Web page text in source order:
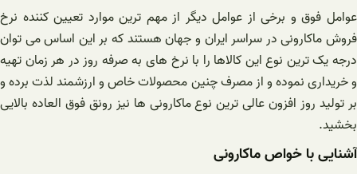
عوامل فوق و برخی از عوامل دیگر از مهم ترین موارد تعیین کننده نرخ
فروش ماکارونی در سراسر ایران و جهان هستند که بر این اساس می توان
درجه یک ترین نوع این کالاها را با نرخ های به صرفه روز در هر زمان تهیه
و خریداری نموده و از مصرف چنین محصولات خاص و ارزشمند لذت برده و
بر تولید روز افزون عالی ترین نوع ماکارونی ها نیز رونق فوق العاده بالایی
بخشید.
آشنایی با خواص ماکارونی